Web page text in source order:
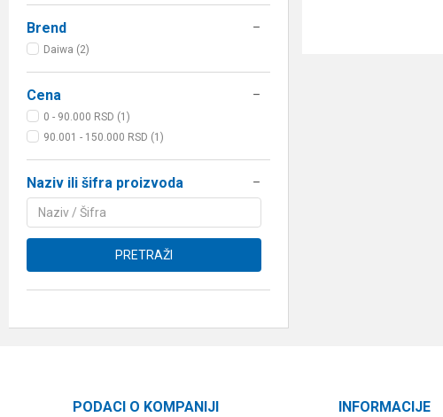
Brend
Daiwa (2)
Cena
0 - 90.000 RSD (1)
90.001 - 150.000 RSD (1)
Naziv ili šifra proizvoda
PRETRAŽI
PODACI O KOMPANIJI INFORMACIJE